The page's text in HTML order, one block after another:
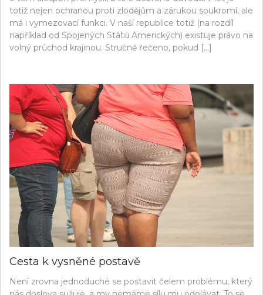
totiž nejen ochranou proti zlodějům a zárukou soukromí, ale
má i vymezovací funkci. V naší republice totiž (na rozdíl
například od Spojených Států Amerických) existuje právo na
volný průchod krajinou. Stručně řečeno, pokud […]
Cesta k vysněné postavě
Není zrovna jednoduché se postavit čelem problému, který